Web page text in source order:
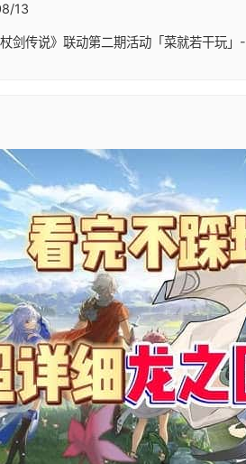
13
剑传说》联动第二期活动「菜就若干玩